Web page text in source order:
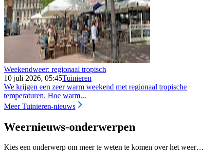
Weekendweer: regionaal tropisch
10 juli 2026, 05:45Tuinieren
We krijgen een zeer warm weekend met regionaal tropische
temperaturen. Hoe warm...
Meer Tuinieren-nieuws
Weernieuws-onderwerpen
Kies een onderwerp om meer te weten te komen over het weer…